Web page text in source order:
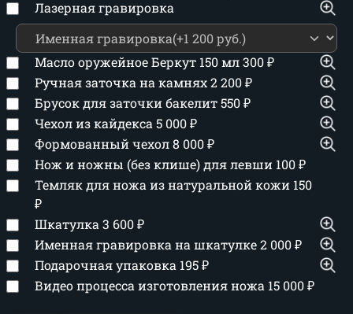
Лазерная гравировка
Масло оружейное Беркут 150 мл300₽
Ручная заточка на камнях2 200₽
Брусок для заточки бакелит550₽
Чехол из кайдекса 5 000₽
Формованный чехол8 000₽
Нож и ножны (без клише) для левши 100₽
Темляк для ножа из натуральной кожи 150
₽
Шкатулка 3 600₽
Именная гравировка на шкатулке2 000₽
Подарочная упаковка 195₽
Видео процесса изготовления ножа 15 000₽